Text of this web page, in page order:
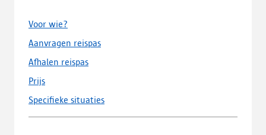
Voor wie?
Aanvragen reispas
Afhalen reispas
Prijs
Specifieke situaties